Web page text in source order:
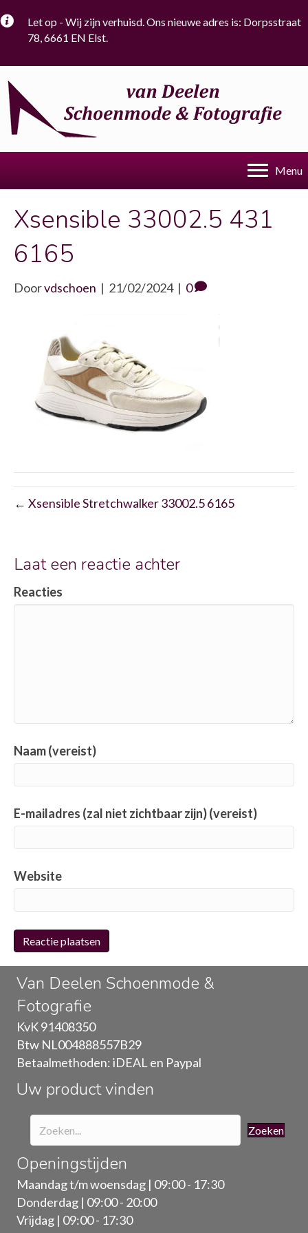
Let op - Wij zijn verhuisd. Ons nieuwe adres is: Dorpsstraat
78, 6661 EN Elst.
Menu
Xsensible 33002.5 431
6165
Doorvdschoen | 21/02/2024 | 0
← Xsensible Stretchwalker 33002.5 6165
Laat een reactie achter
Reacties
Naam (vereist)
E-mailadres (zal niet zichtbaar zijn) (vereist)
Website
Van Deelen Schoenmode &
Fotografie
KvK 91408350
Btw NL004888557B29
Betaalmethoden: iDEAL en Paypal
Uw product vinden
Zoeken
Openingstijden
Maandag t/m woensdag | 09:00 - 17:30
Donderdag | 09:00 - 20:00
Vrijdag | 09:00 - 17:30